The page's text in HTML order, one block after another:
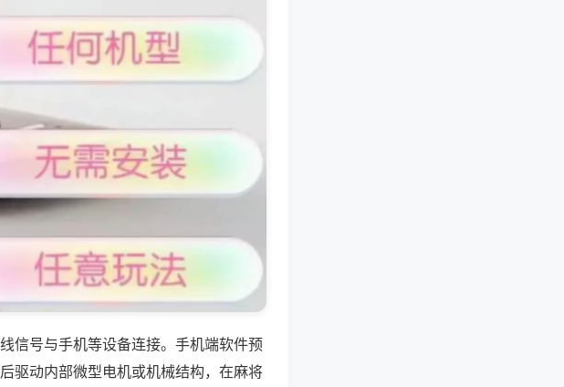
信号与手机等设备连接。手机端软件预
驱动内部微型电机或机械结构，在麻将